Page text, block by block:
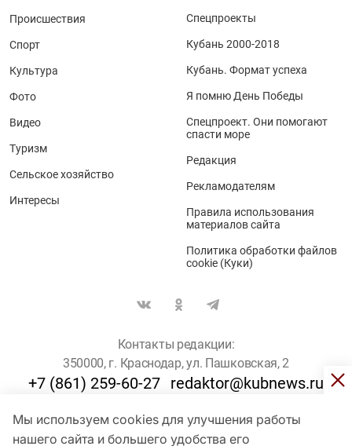
Мы используем cookies для улучшения работы
нашего сайта и большего удобства его
Происшествия
Спорт
Культура
Фото
Видео
Туризм
Сельское хозяйство
Интересы
Спецпроекты
Кубань 2000-2018
Кубань. Формат успеха
Я помню День Победы
Спецпроект. Они помогают
спасти море
Редакция
Рекламодателям
Правила использования
материалов сайта
Политика обработки файлов
cookie (Куки)
Контакты редакции:
350000, г. Краснодар, ул. Пашковская, 2
+7 (861) 259-60-27 redaktor@kubnews.ru
Для пользователей старше 16 лет